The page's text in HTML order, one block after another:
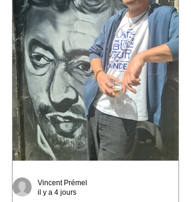
Vincent Prémel
il y a 4 jours